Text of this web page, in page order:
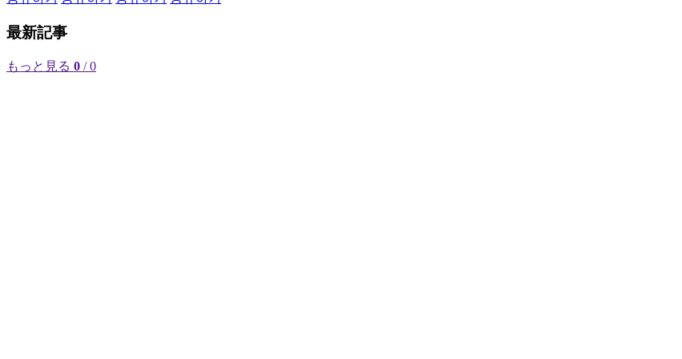
最新記事
もっと見る 0 / 0